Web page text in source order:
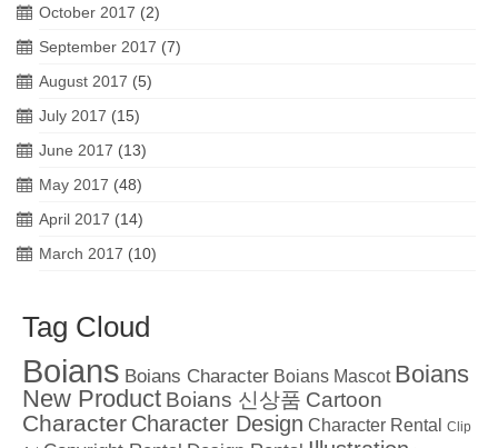
October 2017 (2)
September 2017 (7)
August 2017 (5)
July 2017 (15)
June 2017 (13)
May 2017 (48)
April 2017 (14)
March 2017 (10)
Tag Cloud
Boians Boians Character Boians Mascot Boians
New Product Boians 신상품 Cartoon
Character Character Design Character Rental
Clip